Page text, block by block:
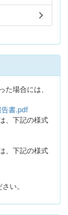
場合には、
書.pdf
、下記の様式
、下記の様式
い。